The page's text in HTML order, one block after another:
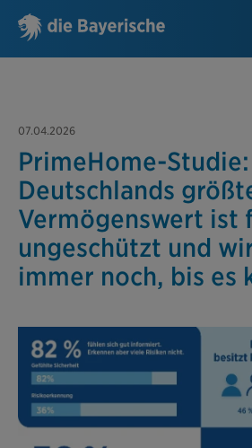
07.04.2026
PrimeHome-Studie:
Deutschlands
Vermögenswert ist
ungeschützt und
immer noch, bis es